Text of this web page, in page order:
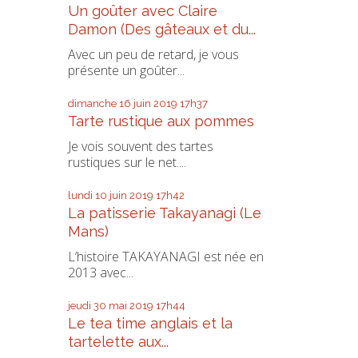
Un goûter avec Claire
Damon (Des gâteaux et du...
Avec un peu de retard, je vous
présente un goûter...
dimanche 16 juin 2019 17h37
Tarte rustique aux pommes
Je vois souvent des tartes
rustiques sur le net....
lundi 10 juin 2019 17h42
La patisserie Takayanagi (Le
Mans)
L’histoire TAKAYANAGI est née en
2013 avec...
jeudi 30 mai 2019 17h44
Le tea time anglais et la
tartelette aux...